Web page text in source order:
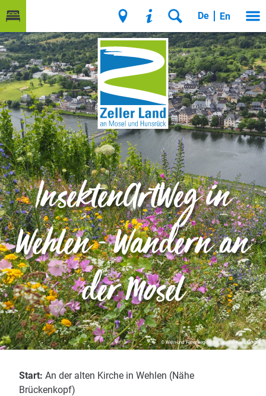
De En
© Wein-und Ferienregion Bernkastel-Kues GmbH
InsektenArtWeg in
Wehlen - Wandern an
der Mosel
Start: An der alten Kirche in Wehlen (Nähe
Brückenkopf)